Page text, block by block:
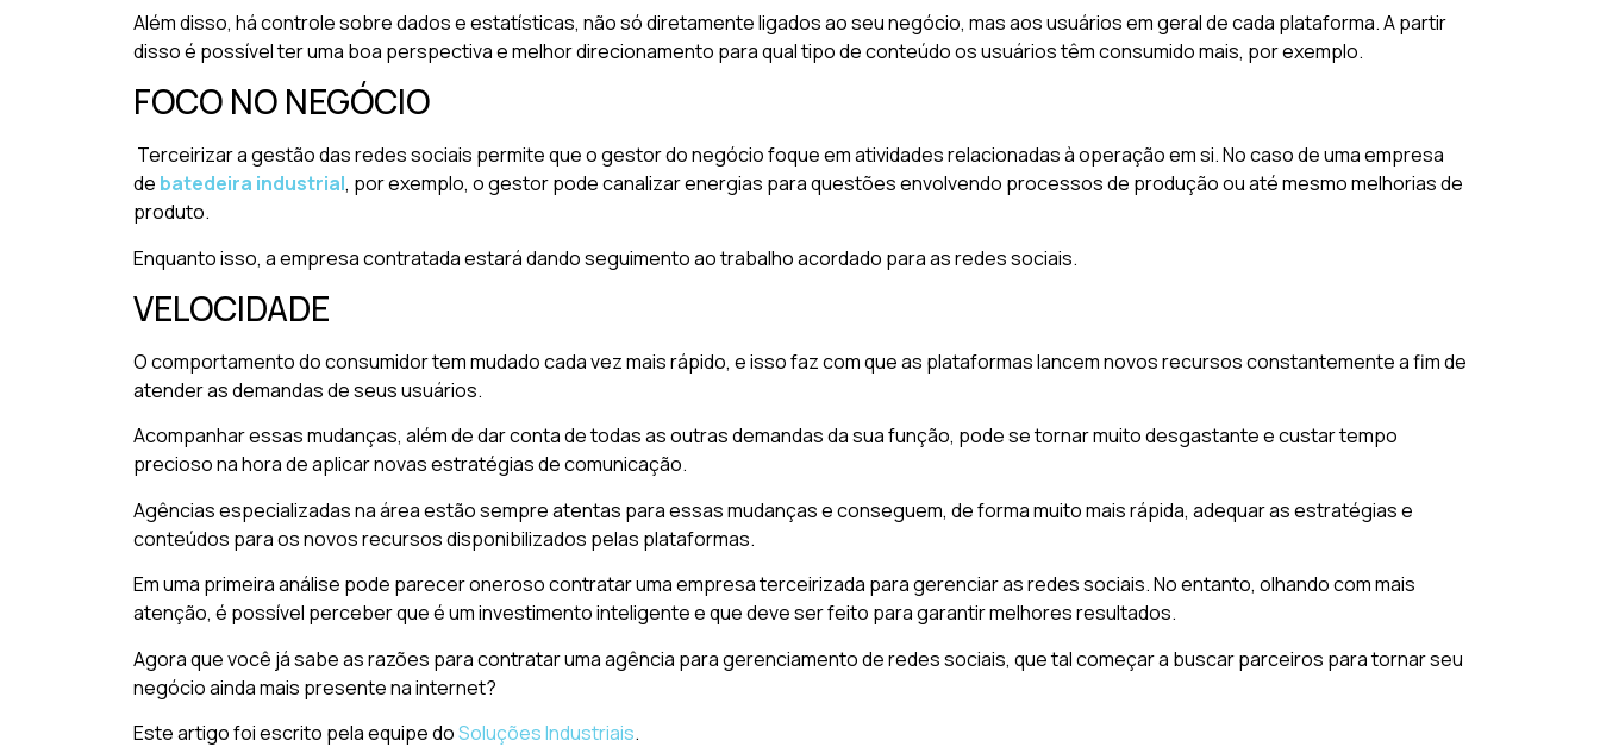
Além disso, há controle sobre dados e estatísticas, não só diretamente ligados ao seu negócio, mas aos usuários em geral de cada plataforma. A partir
disso é possível ter uma boa perspectiva e melhor direcionamento para qual tipo de conteúdo os usuários têm consumido mais, por exemplo.
FOCO NO NEGÓCIO
Terceirizar a gestão das redes sociais permite que o gestor do negócio foque em atividades relacionadas à operação em si. No caso de uma empresa
de batedeira industrial, por exemplo, o gestor pode canalizar energias para questões envolvendo processos de produção ou até mesmo melhorias de
produto.
Enquanto isso, a empresa contratada estará dando seguimento ao trabalho acordado para as redes sociais.
VELOCIDADE
O comportamento do consumidor tem mudado cada vez mais rápido, e isso faz com que as plataformas lancem novos recursos constantemente a fim de
atender as demandas de seus usuários.
Acompanhar essas mudanças, além de dar conta de todas as outras demandas da sua função, pode se tornar muito desgastante e custar tempo
precioso na hora de aplicar novas estratégias de comunicação.
Agências especializadas na área estão sempre atentas para essas mudanças e conseguem, de forma muito mais rápida, adequar as estratégias e
conteúdos para os novos recursos disponibilizados pelas plataformas.
Em uma primeira análise pode parecer oneroso contratar uma empresa terceirizada para gerenciar as redes sociais. No entanto, olhando com mais
atenção, é possível perceber que é um investimento inteligente e que deve ser feito para garantir melhores resultados.
Agora que você já sabe as razões para contratar uma agência para gerenciamento de redes sociais, que tal começar a buscar parceiros para tornar seu
negócio ainda mais presente na internet?
Este artigo foi escrito pela equipe doSoluções Industriais.